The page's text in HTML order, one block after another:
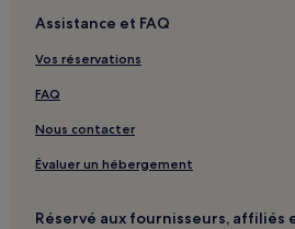
Assistance et FAQ
Vos réservations
FAQ
Nous contacter
Évaluer un hébergement
Réservé aux fournisseurs, affiliés